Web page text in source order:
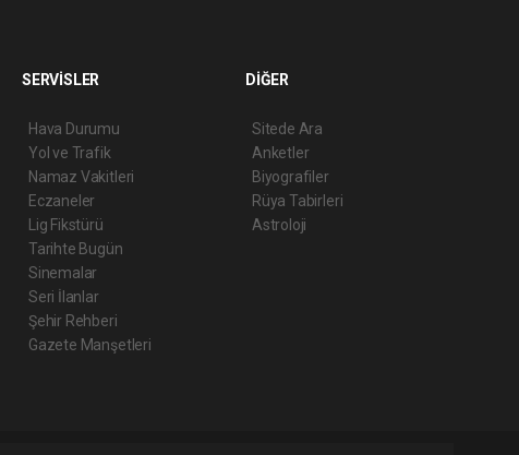
SERVİSLER
Hava Durumu
Yol ve Trafik
Namaz Vakitleri
Eczaneler
Lig Fikstürü
Tarihte Bugün
Sinemalar
Seri İlanlar
Şehir Rehberi
Gazete Manşetleri
DİĞER
Sitede Ara
Anketler
Biyografiler
Rüya Tabirleri
Astroloji